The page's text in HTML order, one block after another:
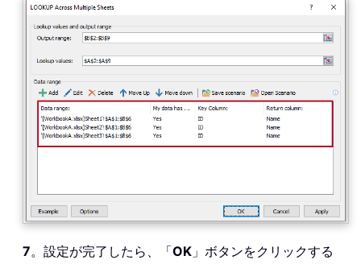
7。設定が完了したら、「OK 」ボタンをクリックする